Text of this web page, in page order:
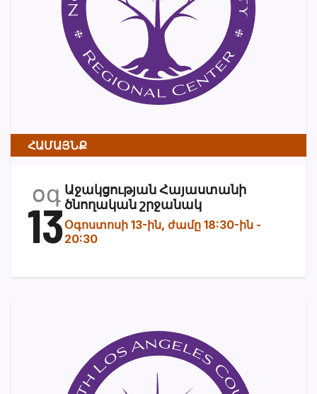
ՀԱՄԱՅՆՔ
օգ
13
Աջակցության Հայաստանի
ծնողական շրջանակ
Օգոստոսի 13-ին, ժամը 18:30-ին -
20:30